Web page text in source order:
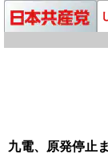
九電、原発停止